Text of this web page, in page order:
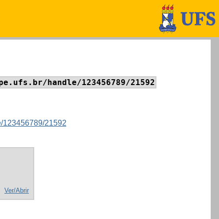
handle/123456789/21592
123456789/21592
Ver/Abrir